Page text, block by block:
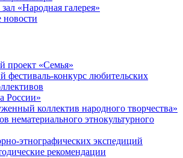
«Народная галерея»
новости
проект «Семья»
фестиваль-конкурс любительских
России»
коллектив народного творчества»
нематериального этнокультурного
этнографических экспедиций
рекомендации